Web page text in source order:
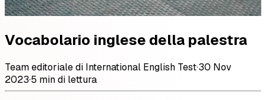
Vocabolario inglese della palestra
Team editoriale di International English Test·30 Nov
2023·5 min di lettura